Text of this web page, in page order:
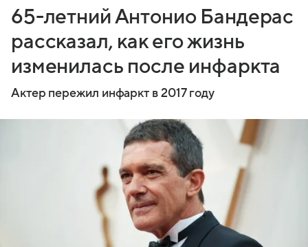
65-летний Антонио Бандерас
рассказал, как его жизнь
изменилась после инфаркта
Актер пережил инфаркт в 2017 году